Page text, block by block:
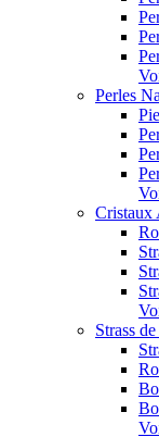
Perles
Cristaux
Strass